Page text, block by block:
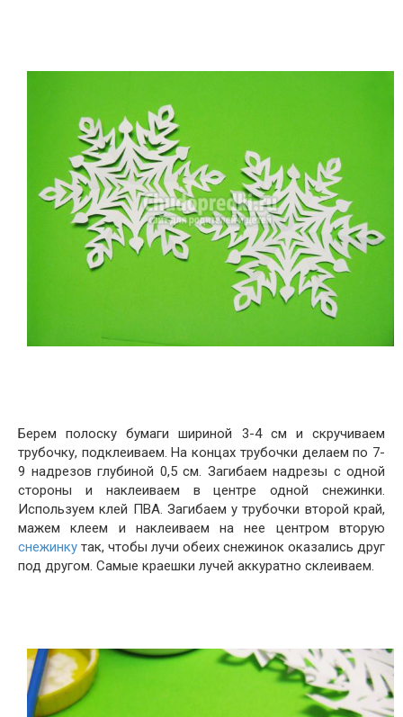
Берем полоску бумаги шириной 3-4 см и скручиваем
трубочку, подклеиваем. На концах трубочки делаем по 7-
9 надрезов глубиной 0,5 см. Загибаем надрезы с одной
стороны и наклеиваем в центре одной снежинки.
Используем клей ПВА. Загибаем у трубочки второй край,
мажем клеем и наклеиваем на нее центром вторую
снежинку так, чтобы лучи обеих снежинок оказались друг
под другом. Самые краешки лучей аккуратно склеиваем.